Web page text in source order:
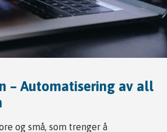
– Automatisering av all
og små, som trenger å